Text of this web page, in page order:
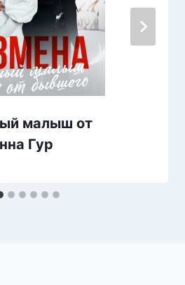
малыш от
Гур